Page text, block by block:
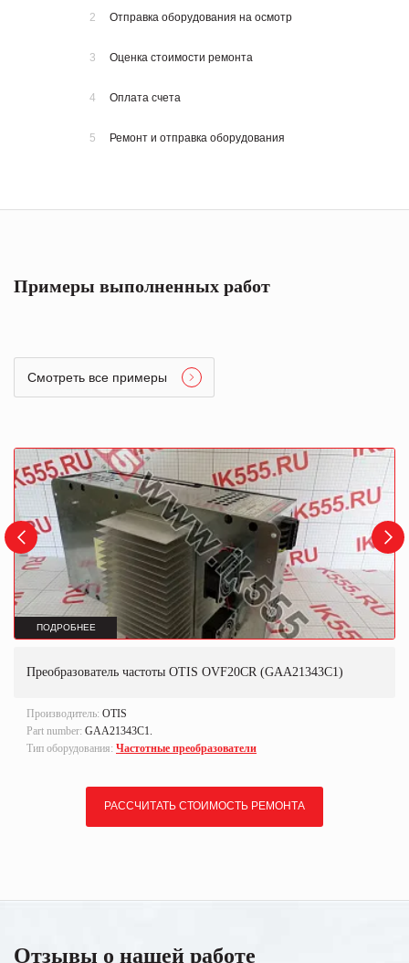
2 Отправка оборудования на осмотр
3 Оценка стоимости ремонта
4 Оплата счета
5 Ремонт и отправка оборудования
Примеры выполненных работ
Смотреть все примеры
ПОДРОБНЕЕ
Преобразователь частоты OTIS OVF20CR (GAA21343C1)
Производитель: OTIS
Part number: GAA21343C1.
Тип оборудования: Частотные преобразователи
РАССЧИТАТЬ СТОИМОСТЬ РЕМОНТА
Отзывы о нашей работе